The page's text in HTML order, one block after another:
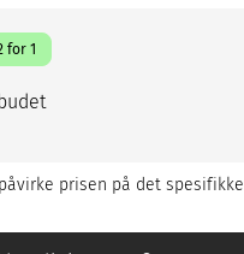
for 1
prisen på det spesifikke